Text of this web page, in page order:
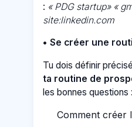
: « PDG startup» «
site:linkedin.com
• Se créer une
Tu dois définir
ta routine de
les bonnes questions :
Comment créer